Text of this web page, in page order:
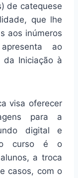
de catequese
que lhe
aos inúmeros
ao
da Iniciação à
visa oferecer
para a
digital e
curso é o
a troca
casos, com o